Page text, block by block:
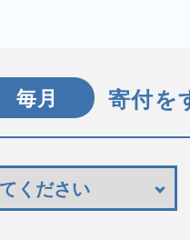
毎月 寄付を